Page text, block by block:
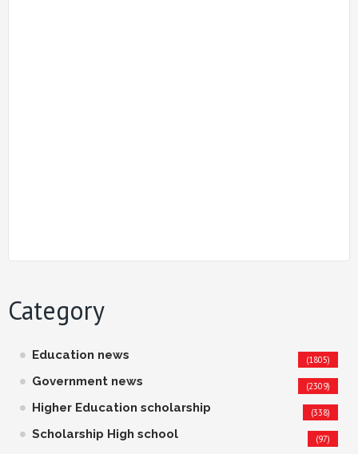
Category
Education news (1805)
Government news (2309)
Higher Education scholarship (338)
Scholarship High school (97)